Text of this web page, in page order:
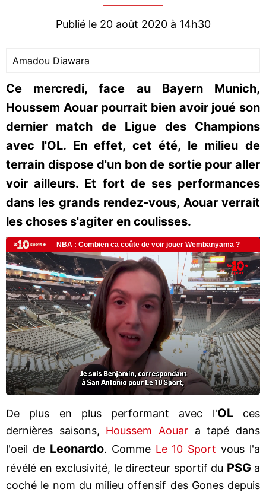
Publié le 20 août 2020 à 14h30
Amadou Diawara
Ce mercredi, face au Bayern Munich,
Houssem Aouar pourrait bien avoir joué son
dernier match de Ligue des Champions
avec l'OL. En effet, cet été, le milieu de
terrain dispose d'un bon de sortie pour aller
voir ailleurs. Et fort de ses performances
dans les grands rendez-vous, Aouar verrait
les choses s'agiter en coulisses.
De plus en plus performant avec l'OLces
dernières saisons, Houssem Aouar a tapé dans
l'oeil de Leonardo. Comme Le 10 Sportvous l'a
révélé en exclusivité, le directeur sportif du PSGa
coché le nom du milieu offensif des Gones depuis